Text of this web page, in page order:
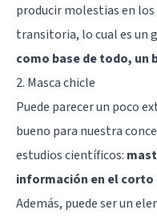
producir molestias en
transitoria, lo cual es un
como base de todo, un
2. Masca chicle
Puede parecer un poco
bueno para nuestra
estudios científicos:
información en el corto
Además, puede ser un